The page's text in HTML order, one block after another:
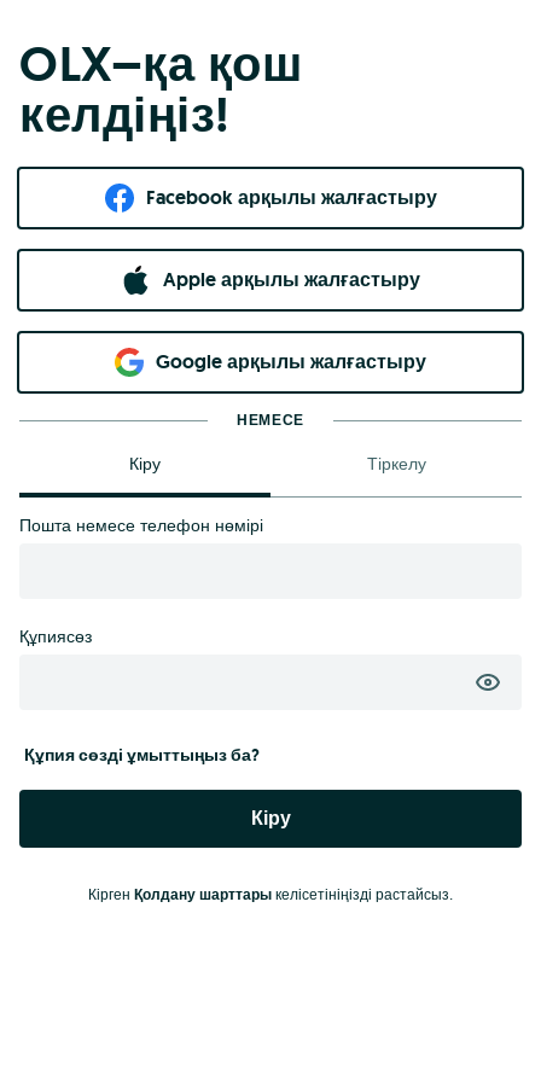
OLX–қа қош
келдіңіз!
Facebook арқылы жалғастыру
Apple арқылы жалғастыру
Google арқылы жалғастыру
НЕМЕСЕ
Кіру Тіркелу
Пошта немесе телефон нөмірі
Құпиясөз
Құпия сөзді ұмыттыңыз ба?
Кіру
Кірген Қолдану шарттары келісетініңізді растайсыз.